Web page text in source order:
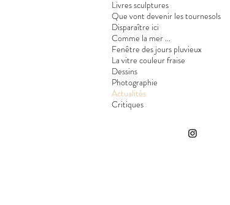
Livres sculptures
Que vont devenir les tournesols
Disparaître ici
Comme la mer ...
Fenêtre des jours pluvieux
La vitre couleur fraise
Dessins
Photographie
Actualités
Critiques